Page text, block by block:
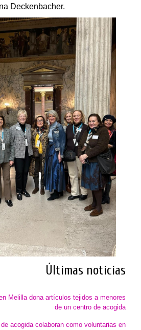
Deckenbacher.
Últimas noticias
Melilla dona artículos tejidos a menores
de un centro de acogida
acogida colaboran como voluntarias en